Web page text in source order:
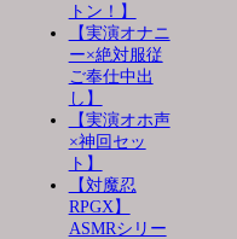
トン！】
【実演オナニ
ー×絶対服従
ご奉仕中出
し】
【実演オホ声
×神回セッ
ト】
【対魔忍
RPGX】
ASMRシリー